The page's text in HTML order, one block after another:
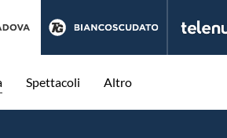
Spettacoli Altro